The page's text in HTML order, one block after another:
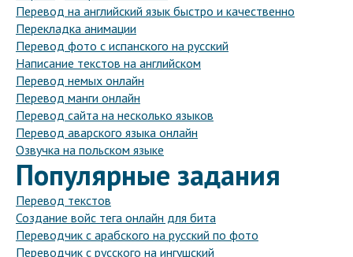
Перевод на английский язык быстро и качественно
Перекладка анимации
Перевод фото с испанского на русский
Написание текстов на английском
Перевод немых онлайн
Перевод манги онлайн
Перевод сайта на несколько языков
Перевод аварского языка онлайн
Озвучка на польском языке
Популярные задания
Перевод текстов
Создание войс тега онлайн для бита
Переводчик с арабского на русский по фото
Переводчик с русского на ингушский